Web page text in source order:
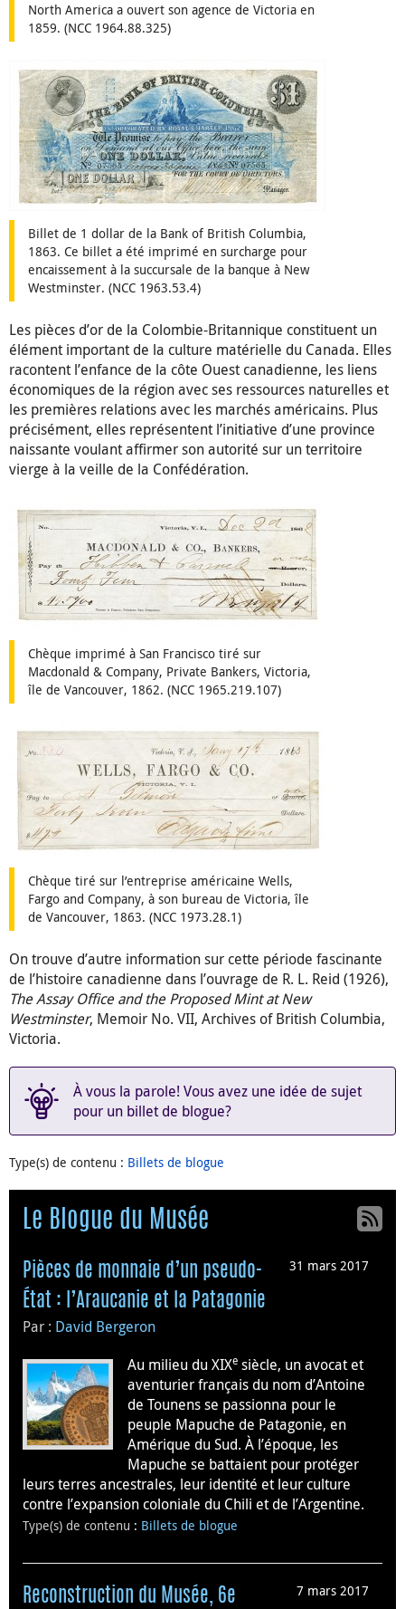
North America a ouvert son agence de Victoria en
1859. (NCC 1964.88.325)
Billet de 1 dollar de la Bank of British Columbia,
1863. Ce billet a été imprimé en surcharge pour
encaissement à la succursale de la banque à New
Westminster. (NCC 1963.53.4)
Les pièces d’or de la Colombie-Britannique constituent un
élément important de la culture matérielle du Canada. Elles
racontent l’enfance de la côte Ouest canadienne, les liens
économiques de la région avec ses ressources naturelles et
les premières relations avec les marchés américains. Plus
précisément, elles représentent l’initiative d’une province
naissante voulant affirmer son autorité sur un territoire
vierge à la veille de la Confédération.
Chèque imprimé à San Francisco tiré sur
Macdonald & Company, Private Bankers, Victoria,
île de Vancouver, 1862. (NCC 1965.219.107)
Chèque tiré sur l’entreprise américaine Wells,
Fargo and Company, à son bureau de Victoria, île
de Vancouver, 1863. (NCC 1973.28.1)
On trouve d’autre information sur cette période fascinante
de l’histoire canadienne dans l’ouvrage de R. L. Reid (1926),
The Assay Office and the Proposed Mint at New
Westminster, Memoir No. VII, Archives of British Columbia,
Victoria.
À vous la parole! Vous avez une idée de sujet
pour un billet de blogue?
Type(s) de contenu : Billets de blogue
Le Blogue du Musée
31 mars 2017
Pièces de monnaie d’un pseudo-
État : l’Araucanie et la Patagonie
Par : David Bergeron
Au milieu du XIXe siècle, un avocat et
aventurier français du nom d’Antoine
de Tounens se passionna pour le
peuple Mapuche de Patagonie, en
Amérique du Sud. À l’époque, les
Mapuche se battaient pour protéger
leurs terres ancestrales, leur identité et leur culture
contre l’expansion coloniale du Chili et de l’Argentine.
Type(s) de contenu : Billets de blogue
7 mars 2017
Reconstruction du Musée, 6e